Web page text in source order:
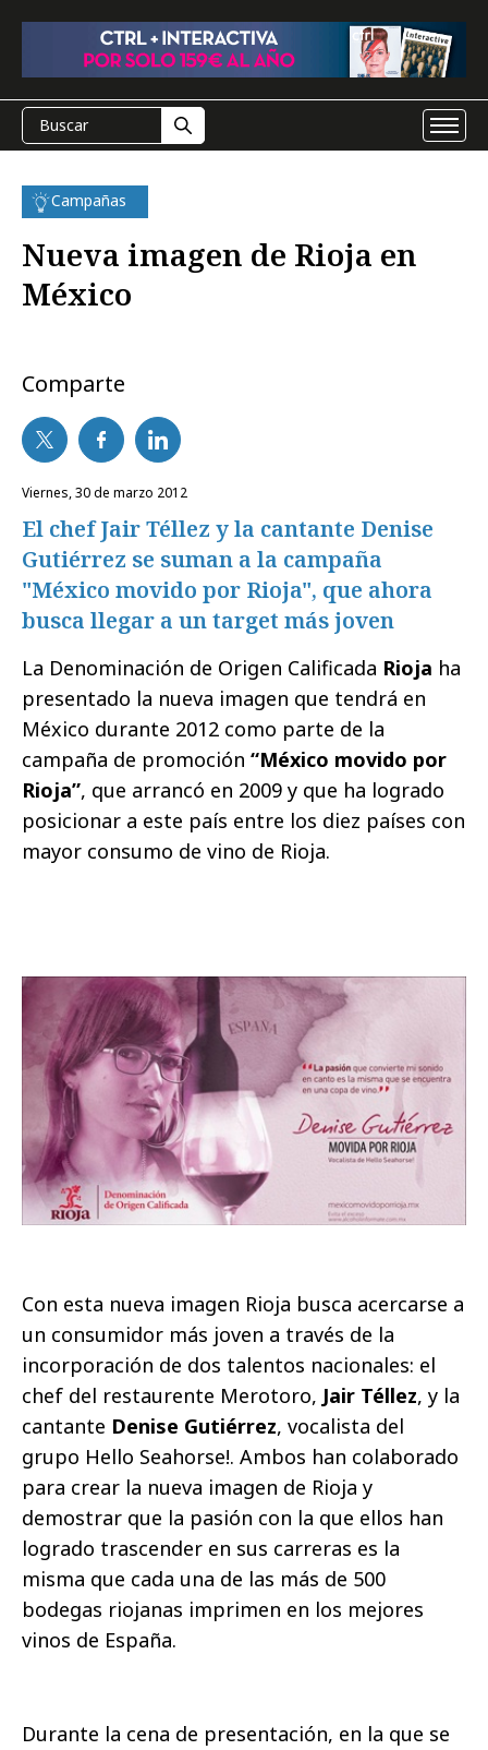
Campañas
Nueva imagen de Rioja en
México
Comparte
viernes, 30 de marzo 2012
El chef Jair Téllez y la cantante Denise
Gutiérrez se suman a la campaña
"México movido por Rioja", que ahora
busca llegar a un target más joven
La Denominación de Origen Calificada Rioja ha
presentado la nueva imagen que tendrá en
México durante 2012 como parte de la
campaña de promoción “México movido por
Rioja”, que arrancó en 2009 y que ha logrado
posicionar a este país entre los diez países con
mayor consumo de vino de Rioja.
Con esta nueva imagen Rioja busca acercarse a
un consumidor más joven a través de la
incorporación de dos talentos nacionales: el
chef del restaurente Merotoro, Jair Téllez, y la
cantante Denise Gutiérrez, vocalista del
grupo Hello Seahorse!. Ambos han colaborado
para crear la nueva imagen de Rioja y
demostrar que la pasión con la que ellos han
logrado trascender en sus carreras es la
misma que cada una de las más de 500
bodegas riojanas imprimen en los mejores
vinos de España.
Durante la cena de presentación, en la que se